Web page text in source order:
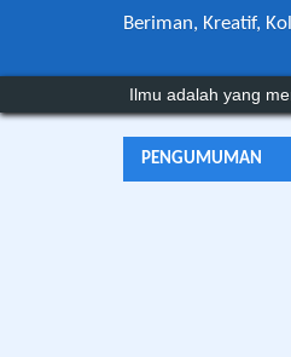
Beriman, Kreatif,
Ilmu adalah yang
PENGUMUMAN